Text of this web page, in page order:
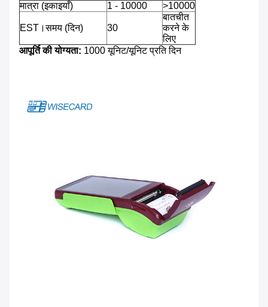
मात्रा (इकाइयाँ)
1 - 10000 >10000
EST।समय (दिन) 30
बातचीत
करने के
लिए
आपूर्ति की योग्यता: 1000 यूनिट/यूनिट प्रति दिन